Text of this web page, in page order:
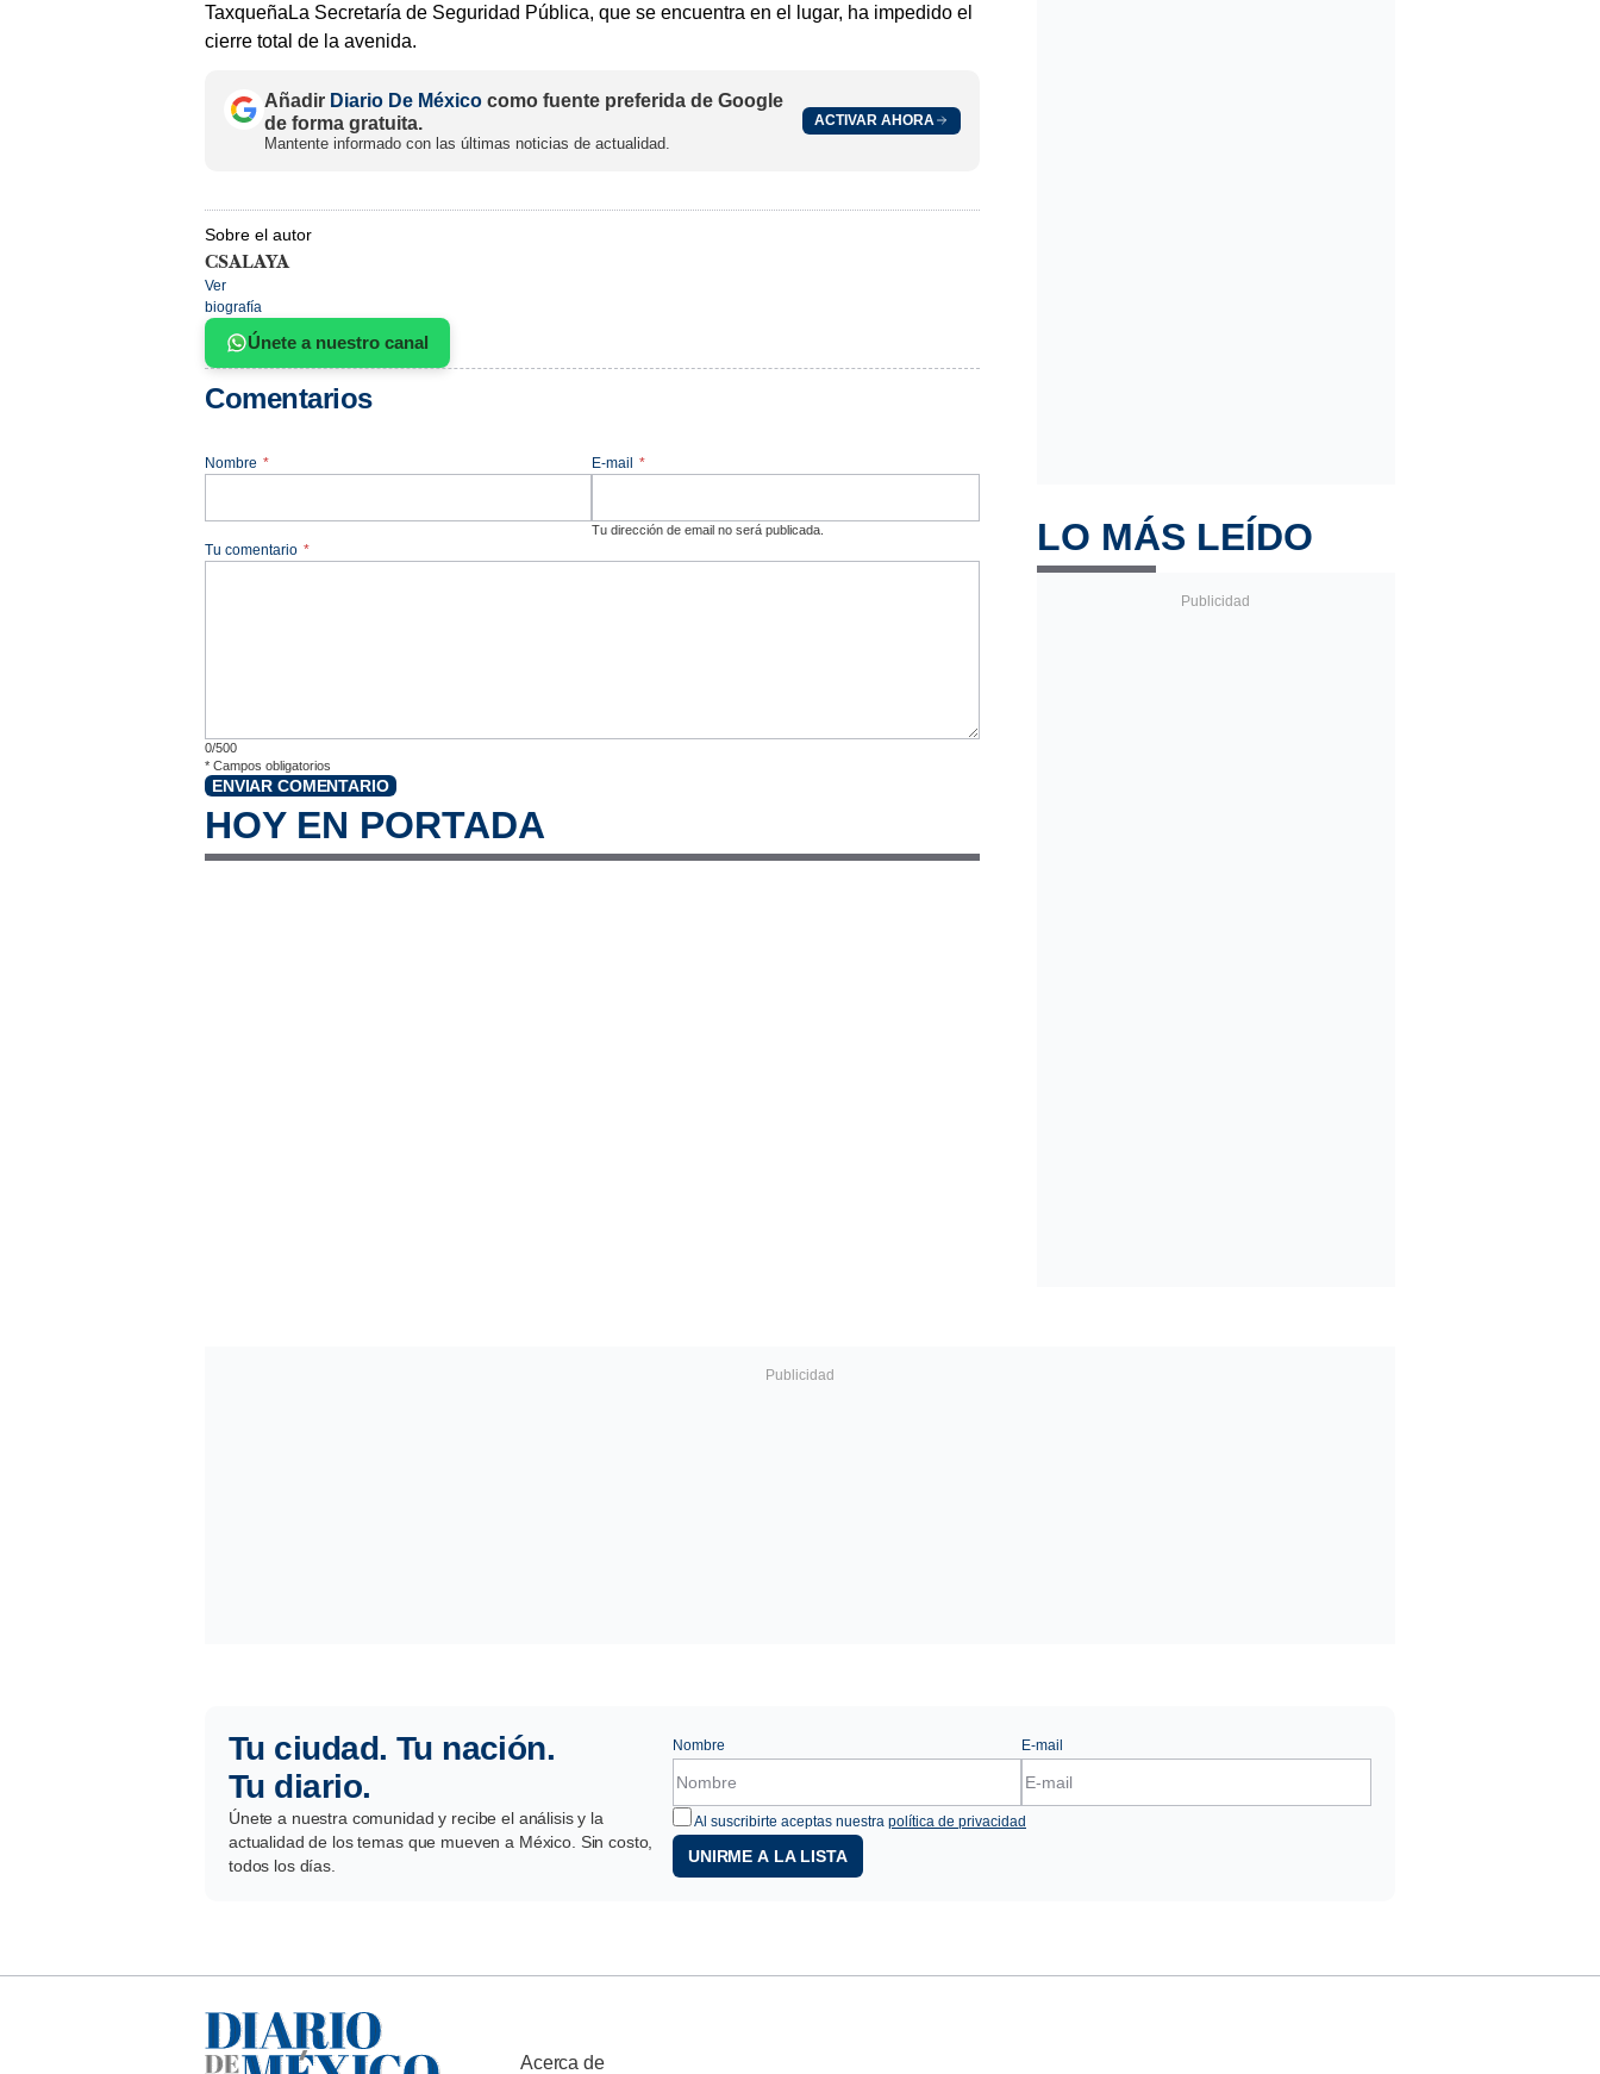
TaxqueñaLa Secretaría de Seguridad Pública, que se encuentra en el lugar, ha impedido el
cierre total de la avenida.
Añadir Diario De México como fuente preferida de Google
de forma gratuita.
Mantente informado con las últimas noticias de actualidad.
ACTIVAR AHORA
Sobre el autor
CSALAYA
Ver
biografía
Únete a nuestro canal
Comentarios
Nombre * E-mail *
Tu dirección de email no será publicada.
Tu comentario *
0/500
* Campos obligatorios
ENVIAR COMENTARIO
HOY EN PORTADA
LO MÁS LEÍDO
Tu ciudad. Tu nación.
Tu diario.
Únete a nuestra comunidad y recibe el análisis y la
actualidad de los temas que mueven a México. Sin costo,
todos los días.
Nombre E-mail
Al suscribirte aceptas nuestra política de privacidad
UNIRME A LA LISTA
Acerca de